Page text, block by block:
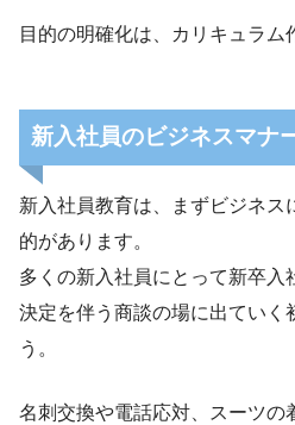
目的の明確化は、カリキュラム
新入社員のビジネスマナ
新入社員教育は、まずビジネス
的があります。
多くの新入社員にとって新卒入
決定を伴う商談の場に出ていく
う。
名刺交換や電話応対、スーツの